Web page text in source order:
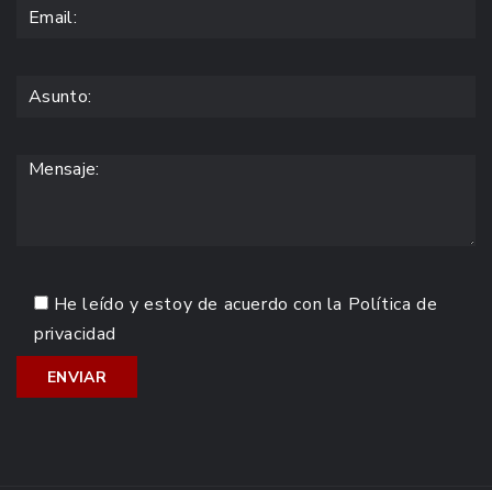
He leído y estoy de acuerdo con la Política de
privacidad